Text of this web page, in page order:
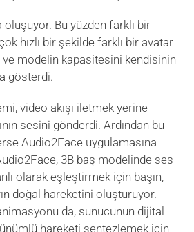
oluşuyor. Bu yüzden farklı bir
hızlı bir şekilde farklı bir avatar
modelin kapasitesini kendisinin
gösterdi.
video akışı iletmek yerine
sesini gönderdi. Ardından bu
Audio2Face uygulamasına
3B baş modelinde ses
olarak eşleştirmek için başın,
doğal hareketini oluşturuyor.
da, sunucunun dijital
hareketi sentezlemek için